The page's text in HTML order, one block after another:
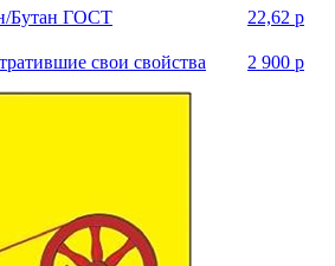
Бутан ГОСТ 22,62 р
свои свойства 2 900 р